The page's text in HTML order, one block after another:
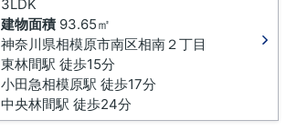
3LDK
建物面積93.65㎡
神奈川県相模原市南区相南２丁目
東林間駅 徒歩15分
小田急相模原駅 徒歩17分
中央林間駅 徒歩24分